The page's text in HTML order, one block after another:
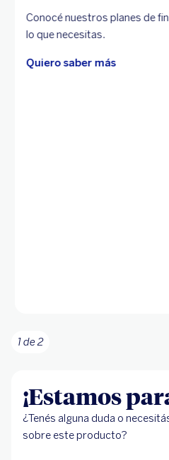
Conocé nuestros planes de
lo que necesitas.
Quiero saber más
1 de 2
¡Estamos
¿Tenés alguna duda o
sobre este producto?